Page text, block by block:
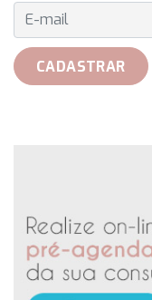
E-MAIL
CADASTRAR